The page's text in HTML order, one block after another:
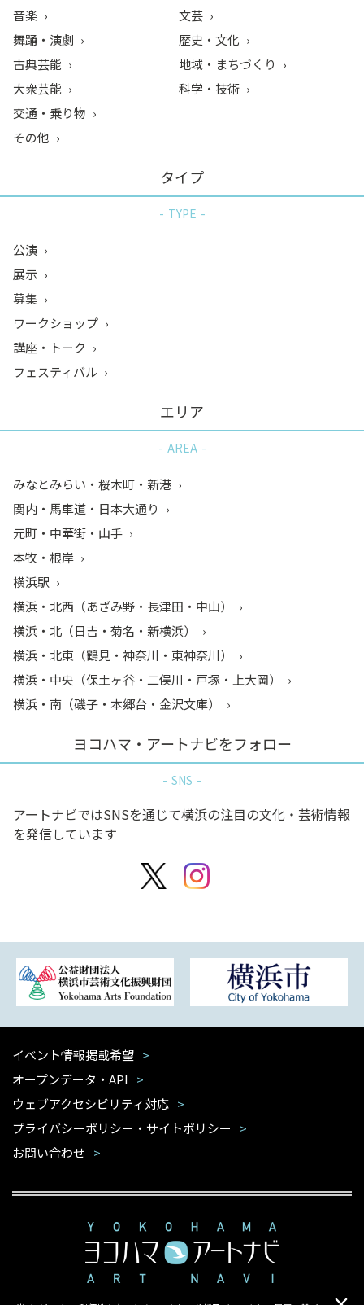
音楽
舞踊・演劇
古典芸能
大衆芸能
文芸
歴史・文化
地域・まちづくり
科学・技術
交通・乗り物
その他
タイプ
TYPE
公演
展示
募集
ワークショップ
講座・トーク
フェスティバル
エリア
AREA
みなとみらい・桜木町・新港
関内・馬車道・日本大通り
元町・中華街・山手
本牧・根岸
横浜駅
横浜・北西（あざみ野・長津田・中山）
横浜・北（日吉・菊名・新横浜）
横浜・北東（鶴見・神奈川・東神奈川）
横浜・中央（保土ヶ谷・二俣川・戸塚・上大岡）
横浜・南（磯子・本郷台・金沢文庫）
ヨコハマ・アートナビをフォロー
SNS
アートナビではSNSを通じて横浜の注目の文化・芸術情報
を発信しています
イベント情報掲載希望
オープンデータ・API
ウェブアクセシビリティ対応
プライバシーポリシー・サイトポリシー
お問い合わせ